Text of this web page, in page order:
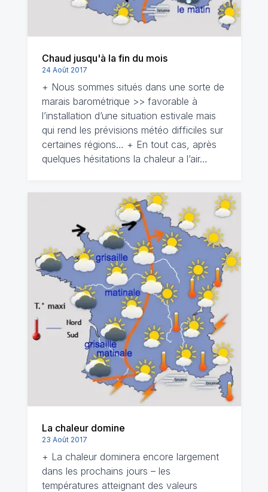
Chaud jusqu'à la fin du mois
24 Août 2017
+ Nous sommes situés dans une sorte de
marais barométrique >> favorable à
l’installation d’une situation estivale mais
qui rend les prévisions météo difficiles sur
certaines régions… + En tout cas, après
quelques hésitations la chaleur a l’air…
La chaleur domine
23 Août 2017
+ La chaleur dominera encore largement
dans les prochains jours – les
températures atteignant des valeurs